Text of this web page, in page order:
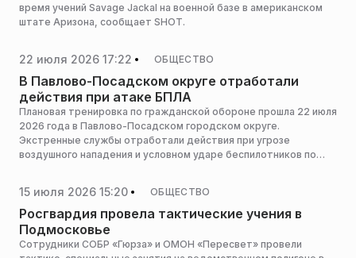
время учений Savage Jackal на военной базе в американском
штате Аризона, сообщает SHOT.
22 июля 2026 17:22 ОБЩЕСТВО
В Павлово-Посадском округе отработали
действия при атаке БПЛА
Плановая тренировка по гражданской обороне прошла 22 июля
2026 года в Павлово-Посадском городском округе.
Экстренные службы отработали действия при угрозе
воздушного нападения и условном ударе беспилотников по
15 июля 2026 15:20 ОБЩЕСТВО
Росгвардия провела тактические учения в
Подмосковье
Сотрудники СОБР «Гюрза» и ОМОН «Пересвет» провели